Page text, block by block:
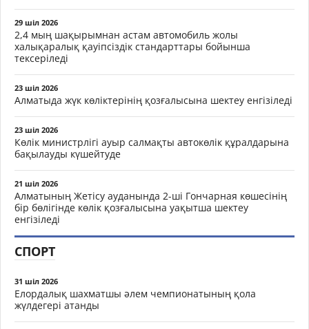
29 шіл 2026
2,4 мың шақырымнан астам автомобиль жолы
халықаралық қауіпсіздік стандарттары бойынша
тексеріледі
23 шіл 2026
Алматыда жүк көліктерінің қозғалысына шектеу енгізіледі
23 шіл 2026
Көлік министрлігі ауыр салмақты автокөлік құралдарына
бақылауды күшейтуде
21 шіл 2026
Алматының Жетісу ауданында 2-ші Гончарная көшесінің
бір бөлігінде көлік қозғалысына уақытша шектеу
енгізіледі
СПОРТ
31 шіл 2026
Елордалық шахматшы әлем чемпионатының қола
жүлдегері атанды